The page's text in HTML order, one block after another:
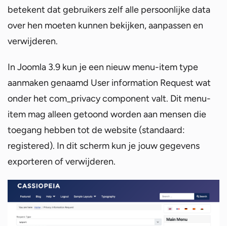
betekent dat gebruikers zelf alle persoonlijke data
over hen moeten kunnen bekijken, aanpassen en
verwijderen.
In Joomla 3.9 kun je een nieuw menu-item type
aanmaken genaamd User information Request wat
onder het com_privacy component valt. Dit menu-
item mag alleen getoond worden aan mensen die
toegang hebben tot de website (standaard:
registered). In dit scherm kun je jouw gegevens
exporteren of verwijderen.